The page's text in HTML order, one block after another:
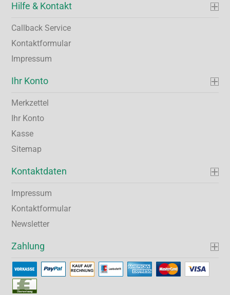
Hilfe & Kontakt
Callback Service
Kontaktformular
Impressum
Ihr Konto
Merkzettel
Ihr Konto
Kasse
Sitemap
Kontaktdaten
Impressum
Kontaktformular
Newsletter
Zahlung